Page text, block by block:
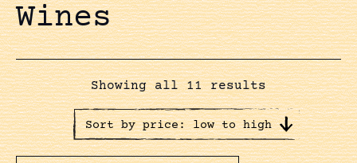
Wines
Showing all 11 results